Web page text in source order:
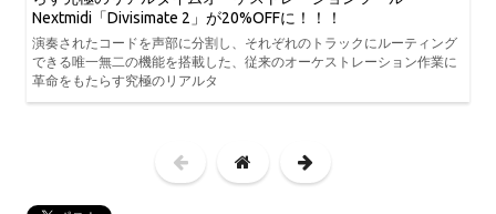
Nextmidi「Divisimate 2」が20%OFFに！！！
演奏されたコードを声部に分割し、それぞれのトラックにルーティング
できる唯一無二の機能を搭載した、従来のオーケストレーション作業に
革命をもたらす究極のリアルタ